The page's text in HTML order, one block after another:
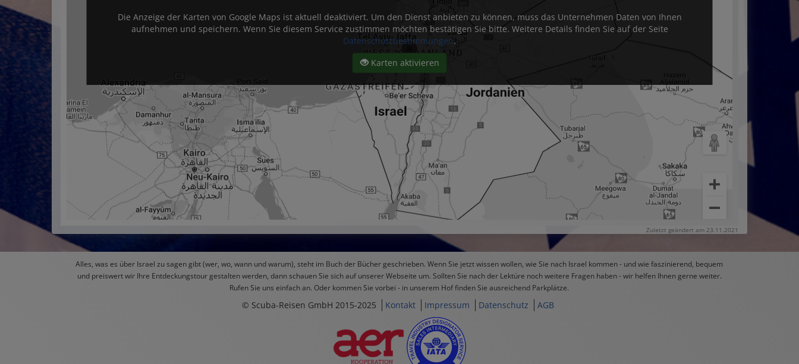
Die Anzeige der Karten von Google Maps ist aktuell deaktiviert. Um den Dienst anbieten zu können, muss das Unternehmen Daten von Ihnen
aufnehmen und speichern. Wenn Sie diesem Service zustimmen möchten bestätigen Sie bitte. Weitere Details finden Sie auf der Seite
Datenschutzbestimmungen.
Karten aktivieren
Zuletzt geändert am 23.11.2021
Alles, was es über Israel zu sagen gibt (wer, wo, wann und warum), steht im Buch der Bücher geschrieben. Wenn Sie jetzt wissen wollen, wie Sie nach Israel kommen - und wie faszinierend, bequem
und preiswert wir Ihre Entdeckungstour gestalten werden, dann schauen Sie sich auf unserer Webseite um. Sollten Sie nach der Lektüre noch weitere Fragen haben - wir helfen Ihnen gerne weiter.
Rufen Sie uns einfach an. Oder kommen Sie vorbei - in unserem Hof finden Sie ausreichend Parkplätze.
© Scuba-Reisen GmbH 2015-2025 Kontakt Impressum Datenschutz AGB